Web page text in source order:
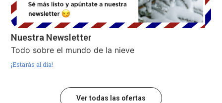
Nuestra Newsletter
Todo sobre el mundo de la nieve
¡Estarás al día!
Ver todas las ofertas